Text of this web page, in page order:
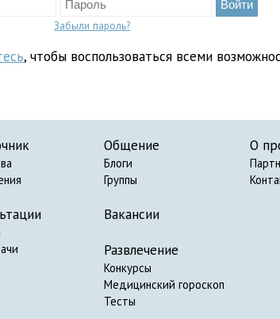
Забыли пароль?
, чтобы воспользоваться всеми
Общение
Блоги
Группы
Вакансии
Развлечение
Конкурсы
Медицинский гороскоп
Тесты
О